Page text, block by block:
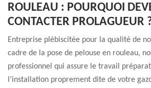
ROULEAU : POURQUOI
CONTACTER PROLAGUEUR
Entreprise plébiscitée pour la qualité de
cadre de la pose de pelouse en rouleau,
professionnel qui assure le travail
l’installation proprement dite de votre